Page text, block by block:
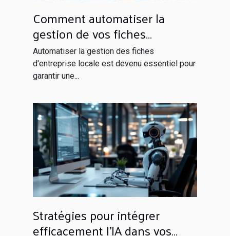
Comment automatiser la
gestion de vos fiches
d'entreprise locale
Automatiser la gestion des fiches
d'entreprise locale est devenu essentiel pour
garantir une...
Stratégies pour intégrer
efficacement l'IA dans vos